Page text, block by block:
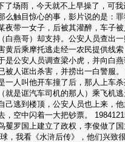
场雨，今天就不上早操了，可
触目惊心的事，影片说的是：
带一女子，后被其灌醉，车子
燕哥）却支持。公安人员查出
黄后乘摩托逃走经一农民提供线
公安人员调查梁小虎，并向白
人诓出杀害，并捞出一白警服
人叫他开车撞了后，那人上车
就是诓汽车司机的那人）乘飞机
逃到楼顶，公安人员也上来，
空中闪着一大把钞票。
罗国上建立了政权，李俊做了
，我看《水浒后传》，他们兴致